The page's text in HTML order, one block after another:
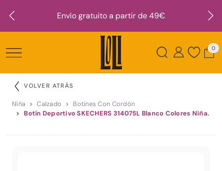
Envío gratuito a partir de 49€
0
VOLVER ATRÁS
Niña Calzado
Botines Con Cordón
Botín Deportivo SKECHERS 314075L Blanco Colores Niña.